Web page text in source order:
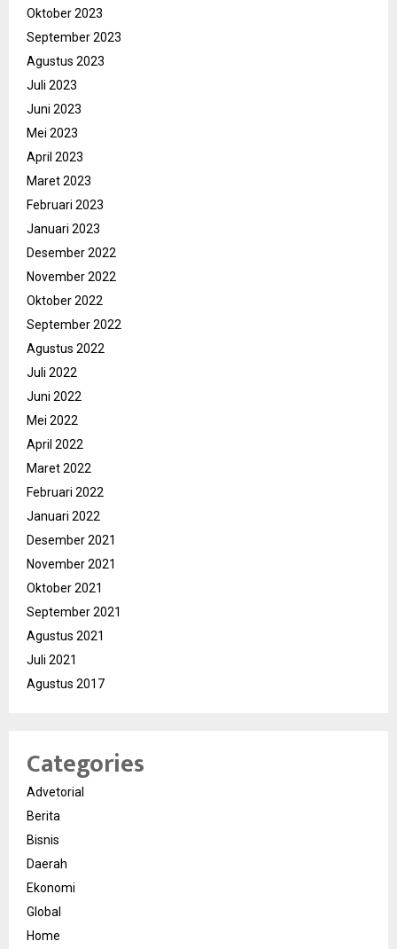
Oktober 2023
September 2023
Agustus 2023
Juli 2023
Juni 2023
Mei 2023
April 2023
Maret 2023
Februari 2023
Januari 2023
Desember 2022
November 2022
Oktober 2022
September 2022
Agustus 2022
Juli 2022
Juni 2022
Mei 2022
April 2022
Maret 2022
Februari 2022
Januari 2022
Desember 2021
November 2021
Oktober 2021
September 2021
Agustus 2021
Juli 2021
Agustus 2017
Categories
Advetorial
Berita
Bisnis
Daerah
Ekonomi
Global
Home